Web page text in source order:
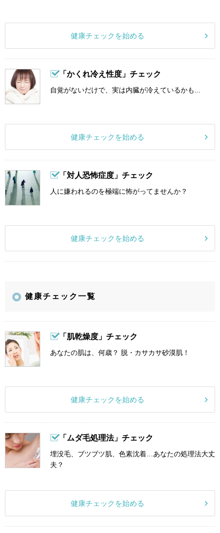
健康チェックを始める
「かくれ冷え性度」チェック
自覚がないだけで、実は内臓が冷えているかも...
健康チェックを始める
「対人恐怖症度」チェック
人に嫌われるのを極端に怖がってませんか？
健康チェックを始める
健康チェック一覧
「肌乾燥度」チェック
あなたの肌は、何歳？ 脱・カサカサ砂漠肌！
健康チェックを始める
「ムダ毛処理法」チェック
埋没毛、ブツブツ肌、色素沈着…あなたの処理法大丈
夫？
健康チェックを始める